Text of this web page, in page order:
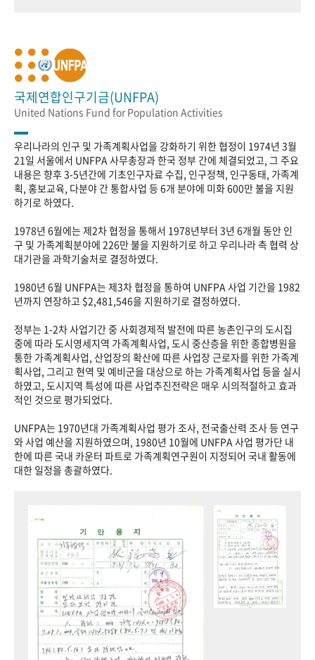
국제연합인구기금(UNFPA)
United Nations Fund for Population Activities
우리나라의 인구 및 가족계획사업을 강화하기 위한 협정이 1974년 3월
21일 서울에서 UNFPA 사무총장과 한국 정부 간에 체결되었고, 그 주요
내용은 향후 3-5년간에 기초인구자료 수집, 인구정책, 인구동태, 가족계
획, 홍보교육, 다분야 간 통합사업 등 6개 분야에 미화 600만 불을 지원
하기로 하였다.
1978년 6월에는 제2차 협정을 통해서 1978년부터 3년 6개월 동안 인
구 및 가족계획분야에 226만 불을 지원하기로 하고 우리나라 측 협력 상
대기관을 과학기술처로 결정하였다.
1980년 6월 UNFPA는 제3차 협정을 통하여 UNFPA 사업 기간을 1982
년까지 연장하고 $2,481,546을 지원하기로 결정하였다.
정부는 1-2차 사업기간 중 사회경제적 발전에 따른 농촌인구의 도시집
중에 따라 도시영세지역 가족계획사업, 도시 중산층을 위한 종합병원을
통한 가족계획사업, 산업장의 확산에 따른 사업장 근로자를 위한 가족계
획사업, 그리고 현역 및 예비군을 대상으로 하는 가족계획사업 등을 실시
하였고, 도시지역 특성에 따른 사업추진전략은 매우 시의적절하고 효과
적인 것으로 평가되었다.
UNFPA는 1970년대 가족계획사업 평가 조사, 전국출산력 조사 등 연구
와 사업 예산을 지원하였으며, 1980년 10월에 UNFPA 사업 평가단 내
한에 따른 국내 카운터 파트로 가족계획연구원이 지정되어 국내 활동에
대한 일정을 총괄하였다.